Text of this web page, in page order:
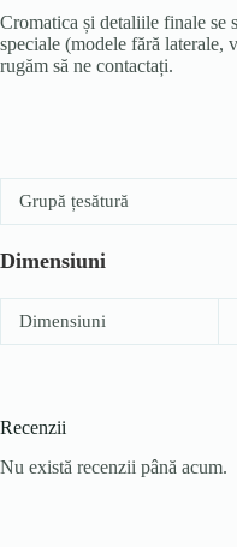
Cromatica și detaliile finale se
speciale (modele fără laterale,
rugăm să ne contactați.
Grupă țesătură
Dimensiuni
Dimensiuni
Recenzii
Nu există recenzii până acum.